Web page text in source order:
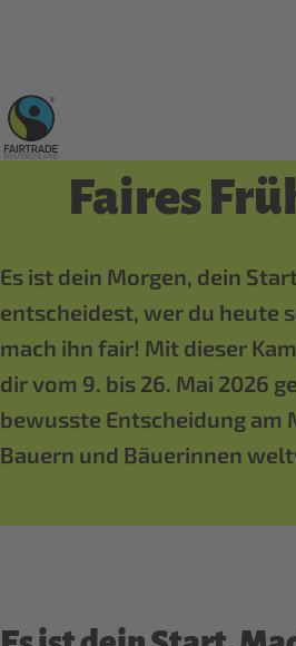
Aktionen und Kampagnen
Faires
Es ist dein Morgen, dein
entscheidest, wer du heute
mach ihn fair! Mit dieser
dir vom 9. bis 26. Mai 2026
bewusste Entscheidung am
Bauern und Bäuerinnen